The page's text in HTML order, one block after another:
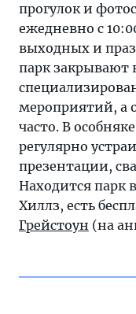
прогулок и
ежедневно с
выходных и
парк закрывают
мероприятий, а
часто. В
регулярно
презентации,
Находится парк
Хиллз, есть
Грейстоун (на